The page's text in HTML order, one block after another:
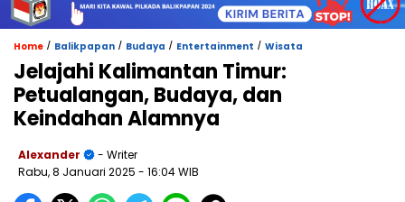
Home / Balikpapan / Budaya / Entertainment / Wisata
Jelajahi Kalimantan Timur:
Petualangan, Budaya, dan
Keindahan Alamnya
Alexander
- Writer
Rabu, 8 Januari 2025 - 16:04 WIB